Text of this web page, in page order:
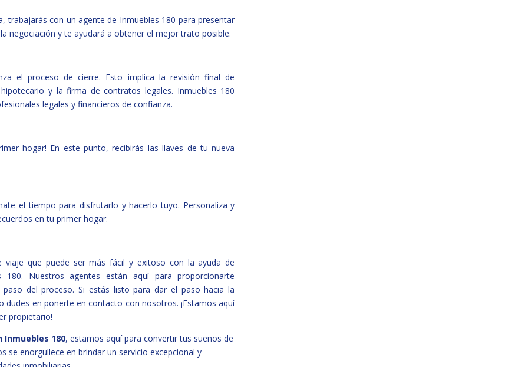
trabajarás con un agente de Inmuebles 180 para presentar
negociación y te ayudará a obtener el mejor trato posible.
el proceso de cierre. Esto implica la revisión final de
y la firma de contratos legales. Inmuebles 180
legales y financieros de confianza.
hogar! En este punto, recibirás las llaves de tu nueva
el tiempo para disfrutarlo y hacerlo tuyo. Personaliza y
en tu primer hogar.
que puede ser más fácil y exitoso con la ayuda de
Nuestros agentes están aquí para proporcionarte
del proceso. Si estás listo para dar el paso hacia la
en ponerte en contacto con nosotros. ¡Estamos aquí
propietario!
Inmuebles 180, estamos aquí para convertir tus sueños de
se enorgullece en brindar un servicio excepcional y